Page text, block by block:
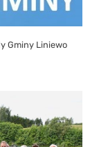
Gminy Liniewo